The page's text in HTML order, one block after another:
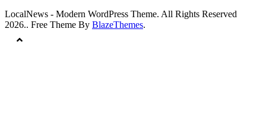
LocalNews - Modern WordPress Theme. All Rights Reserved
2026.. Free Theme By BlazeThemes.